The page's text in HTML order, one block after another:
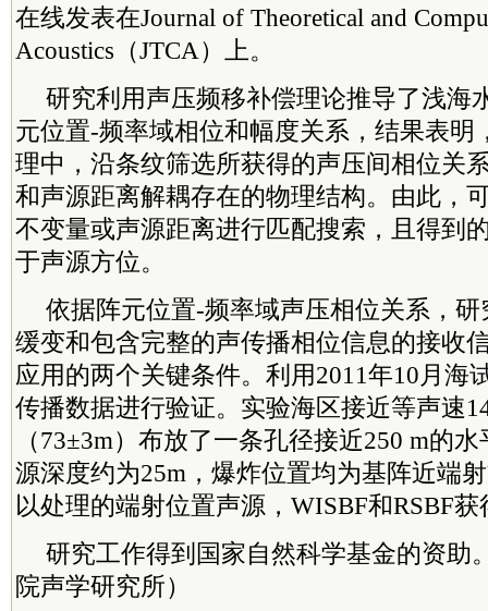
在线发表在Journal of Theoretical and
Acoustics（JTCA）上。
研究利用声压频移补偿理论推导了浅海
元位置-频率域相位和幅度关系，结果表明
理中，沿条纹筛选所获得的声压间相位关
和声源距离解耦存在的物理结构。由此，
不变量或声源距离进行匹配搜索，且得到
于声源方位。
依据阵元位置-频率域声压相位关系，
缓变和包含完整的声传播相位信息的接收
应用的两个关键条件。利用2011年10月海
传播数据进行验证。实验海区接近等声速
（73±3m）布放了一条孔径接近250 m的
源深度约为25m，爆炸位置均为基阵近端
以处理的端射位置声源，WISBF和RSBF
研究工作得到国家自然科学基金的资助
院声学研究所）